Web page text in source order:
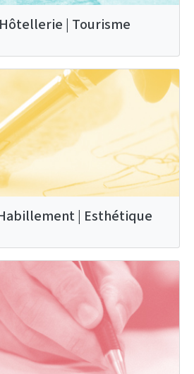
| Tourisme
| Esthétique